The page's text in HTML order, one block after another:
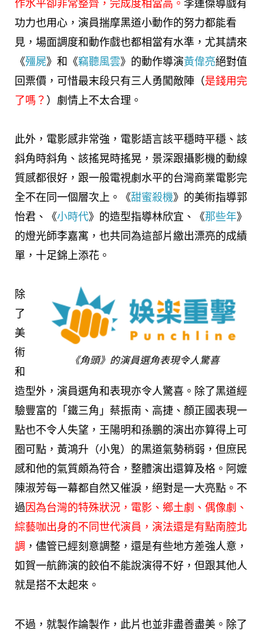
作水平卻非常整齊，完成度相當高。 李運傑導戲有
功力也用心，演員揣摩黑道小動作的努力都能看
見，場面調度和動作戲也都相當有水準，尤其請來
《殭屍》和《竊聽風雲》的動作導演黃偉亮絕對值
回票價，可惜最末段只有三人勇闖敵陣（是錢用完
了嗎？ ）劇情上不太合理。
此外，電影感非常強，電影語言該平穩時平穩、該
斜角時斜角、該搖晃時搖晃，景深跟攝影機的動線
質感都很好，跟一般電視劇水平的台灣商業電影完
全不在同一個層次上。《甜蜜殺機》的美術指導郭
怡君、《小時代》的造型指導林欣宜、《那些年》
的燈光師李嘉寓，也共同為這部片繳出漂亮的成績
單，十足錦上添花。
《角頭》的演員選角表現令人驚喜
除
了
美
術
和
造型外，演員選角和表現亦令人驚喜。除了黑道經
驗豐富的「鐵三角」蔡振南、高捷、顏正國表現一
點也不令人失望，王陽明和孫鵬的演出亦算得上可
圈可點，黃鴻升（小鬼）的黑道氣勢稍弱，但庶民
感和他的氣質頗為符合，整體演出還算及格。阿嬤
陳淑芳每一幕都自然又催淚，絕對是一大亮點。不
過因為台灣的特殊狀況，電影、鄉土劇、偶像劇、
綜藝咖出身的不同世代演員，演法還是有點南腔北
調 ，儘管已經刻意調整，還是有些地方差強人意，
如賀一航飾演的餃伯不能說演得不好，但跟其他人
就是搭不太起來。
不過，就製作論製作，此片也並非盡善盡美。除了